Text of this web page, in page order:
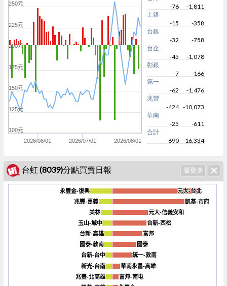
2026/06/01 2026/07/01 2026/08/01
100元
125元
150元
175元
200元
225元
250元
-45k
-76
-1,811
土銀
-15
-358
台銀
-32
-758
台企
-45
-1,078
彰銀
-7
-166
第一
-62
-1,476
兆豐
-424 -10,073
華南
-25
-611
合計
-690 -16,334
台虹 (8039)分點買賣日報
元大-台北
元大-台北
凱基-市府
凱基-市府
元大-信義安和
元大-信義安和
台新-西松
台新-西松
富邦
富邦
國泰
國泰
統一-敦南
統一-敦南
華南永昌-高雄
華南永昌-高雄
富邦-南屯
富邦-南屯
永豐金-復興
永豐金-復興
兆豐-嘉義
兆豐-嘉義
美林
美林
玉山-城中
玉山-城中
台新-高雄
台新-高雄
國泰-敦南
國泰-敦南
台新-台中
台新-台中
新光-台南
新光-台南
兆豐-北高雄
兆豐-北高雄